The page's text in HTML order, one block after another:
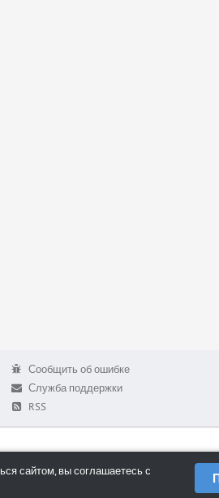
Сообщить об ошибке
Служба поддержки
RSS
сайтом, вы соглашаетесь с